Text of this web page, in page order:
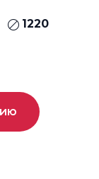
1220